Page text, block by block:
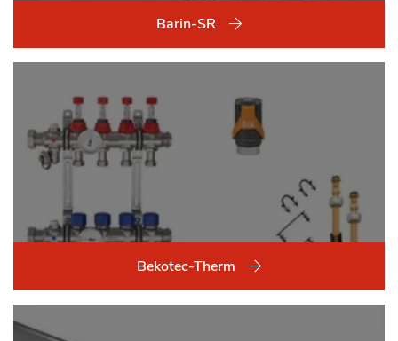
Barin-SR
Bekotec-Therm